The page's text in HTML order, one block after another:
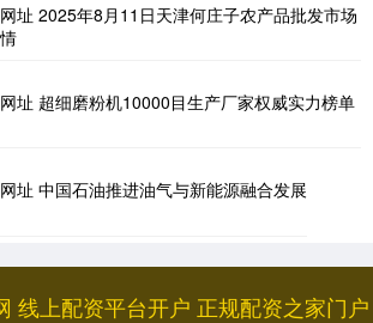
址 2025年8月11日天津何庄子农产品批发市场
址 超细磨粉机10000目生产厂家权威实力榜单
址 中国石油推进油气与新能源融合发展
线上配资平台开户 正规配资之家门户